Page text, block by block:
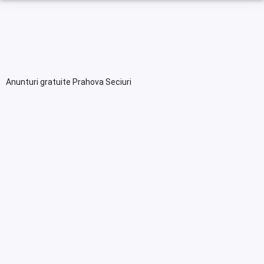
Anunturi gratuite Prahova Seciuri